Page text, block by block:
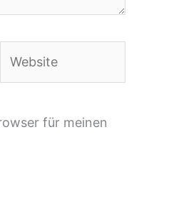
für meinen